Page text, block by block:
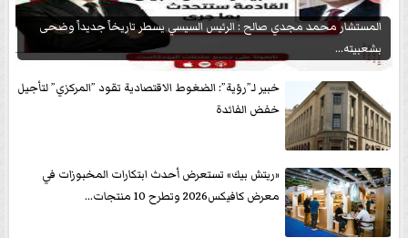
المستشار محمد مجدي صالح : الرئيس السيسي يسطر تاريخاً جديداً وضحى
بشعبيته...
خبير لـ”رؤية”: الضغوط الاقتصادية تقود ”المركزي” لتأجيل
خفض الفائدة
«ريتش بيك» تستعرض أحدث ابتكارات المخبوزات في
معرض كافيكس2026 وتطرح 10 منتجات...